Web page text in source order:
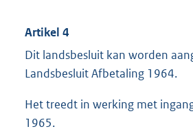
Artikel 4
Dit landsbesluit kan worden
Landsbesluit Afbetaling 1964.
Het treedt in werking met
1965.